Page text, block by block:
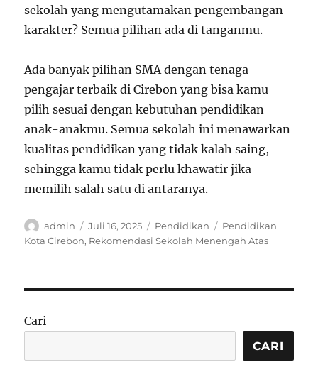
sekolah yang mengutamakan pengembangan
karakter? Semua pilihan ada di tanganmu.
Ada banyak pilihan SMA dengan tenaga
pengajar terbaik di Cirebon yang bisa kamu
pilih sesuai dengan kebutuhan pendidikan
anak-anakmu. Semua sekolah ini menawarkan
kualitas pendidikan yang tidak kalah saing,
sehingga kamu tidak perlu khawatir jika
memilih salah satu di antaranya.
Author
admin
Posted
on
Juli 16, 2025 Categories
Pendidikan Tags
Pendidikan
Kota Cirebon, Rekomendasi Sekolah Menengah Atas
Cari
CARI